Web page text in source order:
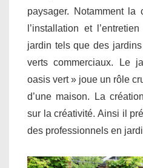
paysager. Notamment la
l’installation et
jardin tels que des
verts commerciaux. Le
oasis vert » joue un rôle
d’une maison. La
sur la créativité. Ainsi il
des professionnels en